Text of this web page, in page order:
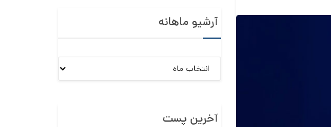
آرشیو ماهانه
آرشیو
آخرین پست